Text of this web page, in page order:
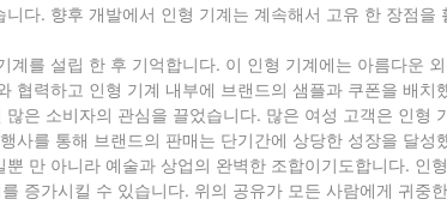
다. 향후 개발에서 인형 기계는 계속해서 고유 한 장점
계를 설립 한 후 기억합니다. 이 인형 기계에는 아름다운
협력하고 인형 기계 내부에 브랜드의 샘플과 쿠폰을 배치
은 소비자의 관심을 끌었습니다. 많은 여성 고객은 인형
사를 통해 브랜드의 판매는 단기간에 상당한 성장을 달
만 아니라 예술과 상업의 완벽한 조합이기도합니다. 인
증가시킬 수 있습니다. 위의 공유가 모든 사람에게 귀중